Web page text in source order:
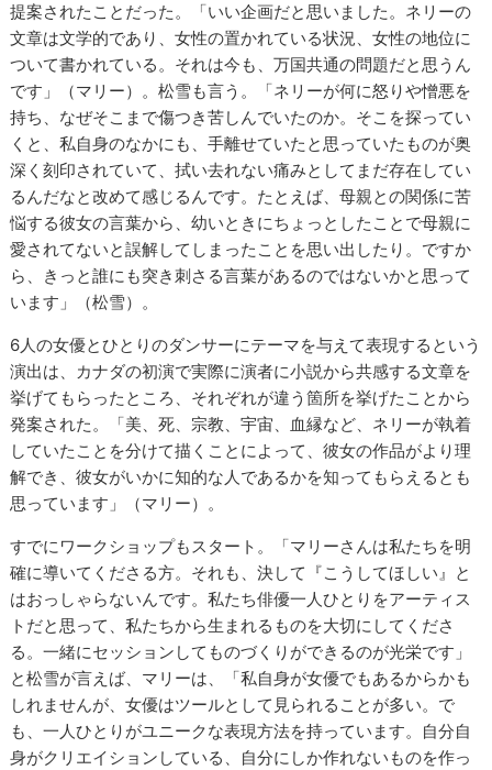
提案されたことだった。「いい企画だと思いました。ネリーの
文章は文学的であり、女性の置かれている状況、女性の地位に
ついて書かれている。それは今も、万国共通の問題だと思うん
です」（マリー）。松雪も言う。「ネリーが何に怒りや憎悪を
持ち、なぜそこまで傷つき苦しんでいたのか。そこを探ってい
くと、私自身のなかにも、手離せていたと思っていたものが奥
深く刻印されていて、拭い去れない痛みとしてまだ存在してい
るんだなと改めて感じるんです。たとえば、母親との関係に苦
悩する彼女の言葉から、幼いときにちょっとしたことで母親に
愛されてないと誤解してしまったことを思い出したり。ですか
ら、きっと誰にも突き刺さる言葉があるのではないかと思って
います」（松雪）。
6人の女優とひとりのダンサーにテーマを与えて表現するという
演出は、カナダの初演で実際に演者に小説から共感する文章を
挙げてもらったところ、それぞれが違う箇所を挙げたことから
発案された。「美、死、宗教、宇宙、血縁など、ネリーが執着
していたことを分けて描くことによって、彼女の作品がより理
解でき、彼女がいかに知的な人であるかを知ってもらえるとも
思っています」（マリー）。
すでにワークショップもスタート。「マリーさんは私たちを明
確に導いてくださる方。それも、決して『こうしてほしい』と
はおっしゃらないんです。私たち俳優一人ひとりをアーティス
トだと思って、私たちから生まれるものを大切にしてくださ
る。一緒にセッションしてものづくりができるのが光栄です」
と松雪が言えば、マリーは、「私自身が女優でもあるからかも
しれませんが、女優はツールとして見られることが多い。で
も、一人ひとりがユニークな表現方法を持っています。自分自
身がクリエイションしている、自分にしか作れないものを作っ